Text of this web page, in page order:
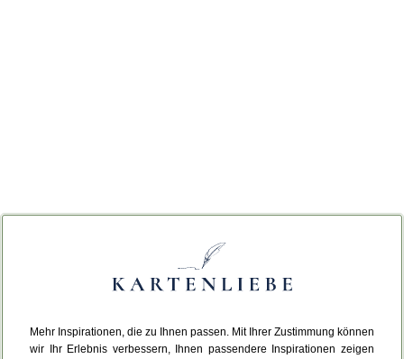
Mehr Inspirationen, die zu Ihnen passen. Mit Ihrer Zustimmung können
wir Ihr Erlebnis verbessern, Ihnen passendere Inspirationen zeigen